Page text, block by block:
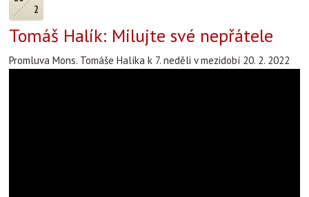
2
Tomáš Halík: Milujte své nepřátele
Promluva Mons. Tomáše Halíka k 7. neděli v mezidobí 20. 2. 2022